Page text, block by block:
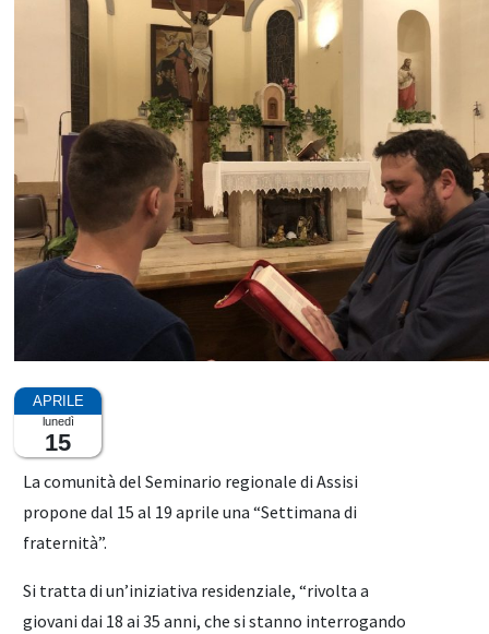
lunedì
15
La comunità del Seminario regionale di Assisi
propone dal 15 al 19 aprile una “Settimana di
fraternità”.
Si tratta di un’iniziativa residenziale, “rivolta a
giovani dai 18 ai 35 anni, che si stanno interrogando